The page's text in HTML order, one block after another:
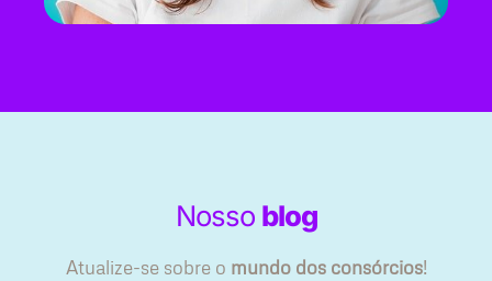
Nosso blog
Atualize-se sobre o mundo dos consórcios!